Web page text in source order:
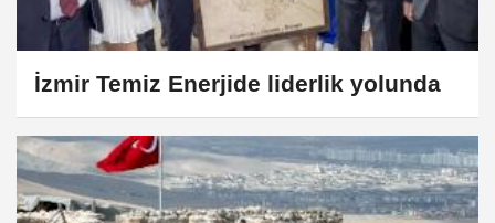
İzmir Temiz Enerjide liderlik yolunda